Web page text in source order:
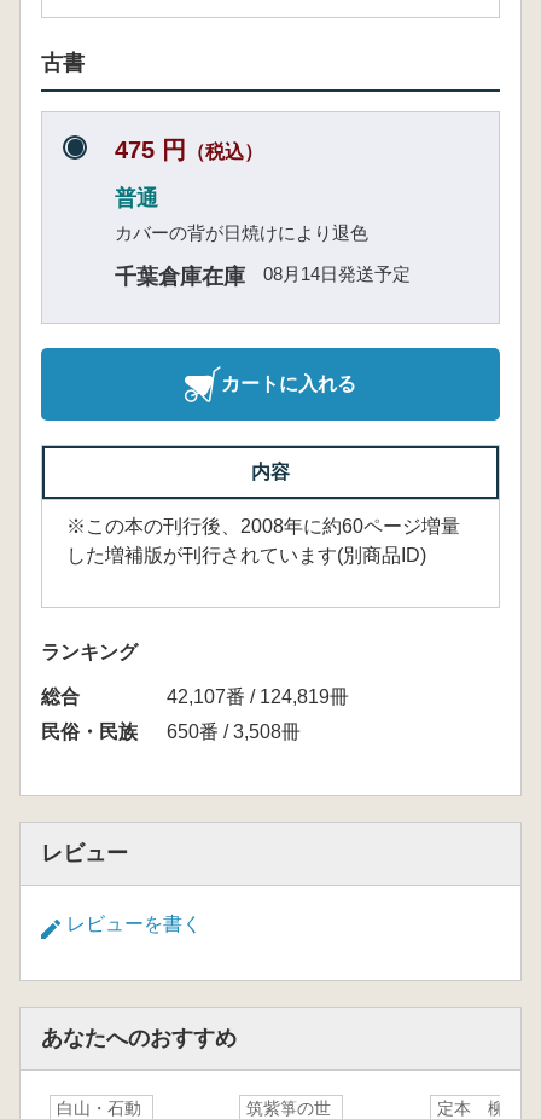
古書
475 円 （税込）
普通
カバーの背が日焼けにより退色
千葉倉庫在庫 08月14日発送予定
カートに入れる
内容
※この本の刊行後、2008年に約60ページ増量
した増補版が刊行されています(別商品ID)
ランキング
総合
42,107番 / 124,819冊
民俗・民族
650番 / 3,508冊
レビュー
レビューを書く
あなたへのおすすめ
白山・石動
筑紫箏の世
定本 柳田